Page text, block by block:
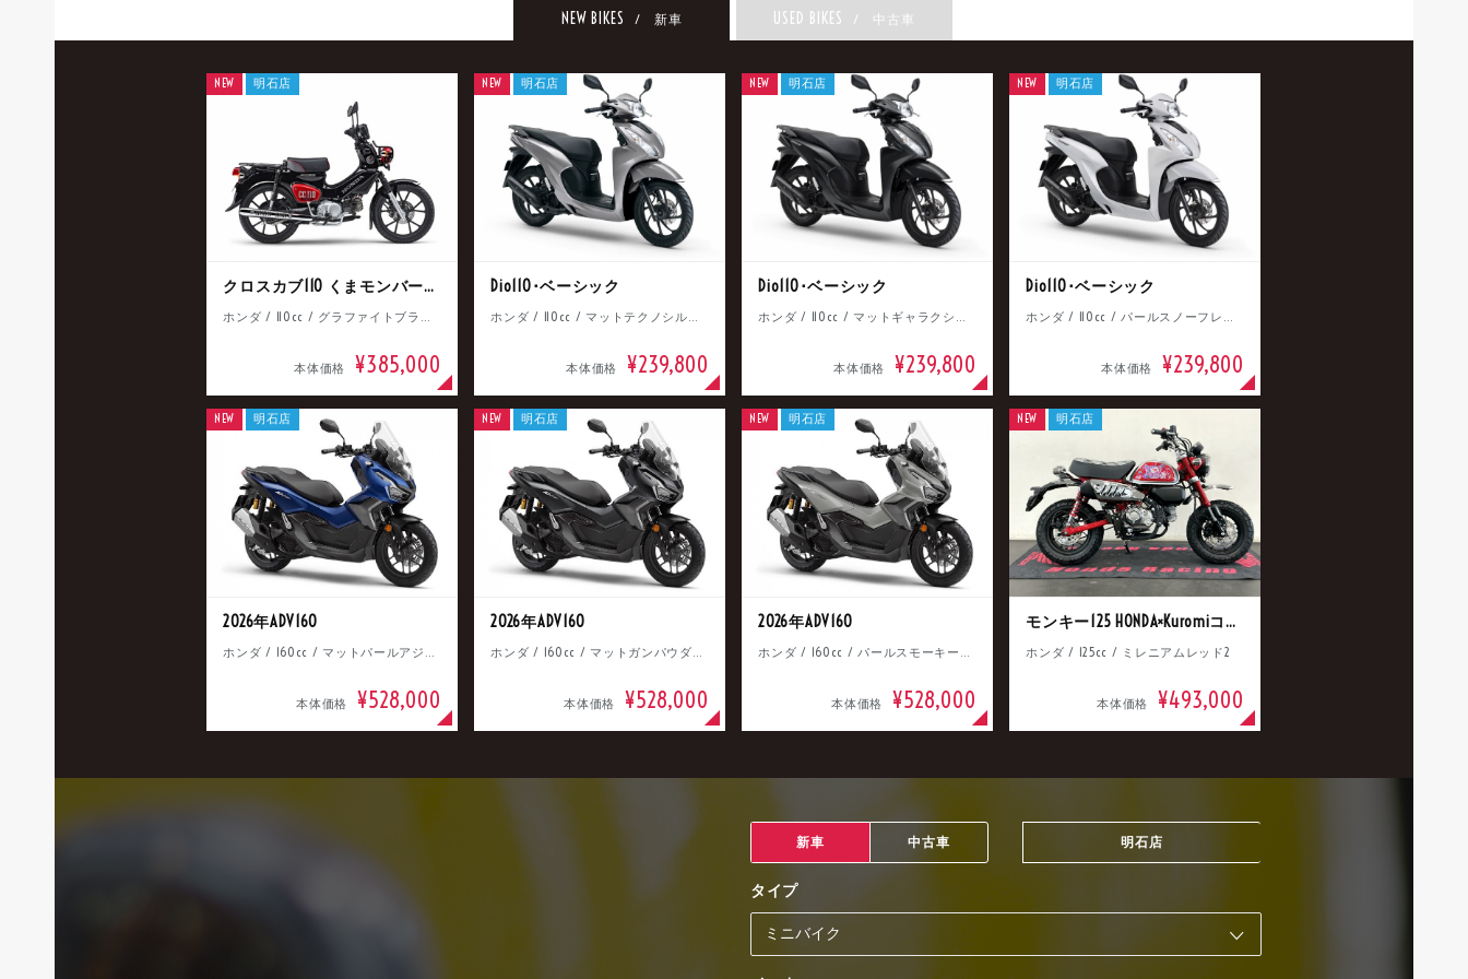
NEW BIKES / 新車 USED BIKES / 中古車
クロスカブ110 くまモンバージョン
ホンダ / 110cc / グラファイトブラック
本体価格 ¥385,000
NEW 明石店
Dio110･ベーシック
ホンダ / 110cc / マットテクノシルバーメタリック
本体価格 ¥239,800
NEW 明石店
Dio110･ベーシック
ホンダ / 110cc / マットギャラクシーブラックメタリック
本体価格 ¥239,800
NEW 明石店
Dio110･ベーシック
ホンダ / 110cc / パールスノーフレークホワイト
本体価格 ¥239,800
NEW 明石店
2026年ADV160
ホンダ / 160cc / マットパールアジャイルブルー
本体価格 ¥528,000
NEW 明石店
2026年ADV160
ホンダ / 160cc / マットガンパウダーブラックメタリック
本体価格 ¥528,000
NEW 明石店
2026年ADV160
ホンダ / 160cc / パールスモーキーグレー
本体価格 ¥528,000
NEW 明石店
モンキー125 HONDA×Kuromiコラボ
ホンダ / 125cc / ミレニアムレッド2
本体価格 ¥493,000
NEW 明石店
新車 中古車 明石店
タイプ